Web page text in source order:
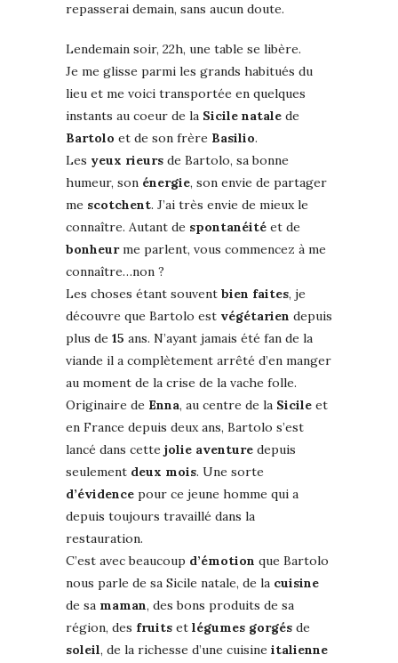
repasserai demain, sans aucun doute.
Lendemain soir, 22h, une table se libère.
Je me glisse parmi les grands habitués du
lieu et me voici transportée en quelques
instants au coeur de la Sicile natale de
Bartolo et de son frère Basilio.
Les yeux rieurs de Bartolo, sa bonne
humeur, son énergie, son envie de partager
me scotchent. J’ai très envie de mieux le
connaître. Autant de spontanéité et de
bonheurme parlent, vous commencez à me
connaître…non ?
Les choses étant souvent bien faites, je
découvre que Bartolo est végétarien depuis
plus de 15 ans. N’ayant jamais été fan de la
viande il a complètement arrêté d’en manger
au moment de la crise de la vache folle.
Originaire de Enna, au centre de la Sicile et
en France depuis deux ans, Bartolo s’est
lancé dans cette jolie aventure depuis
seulement deux mois. Une sorte
d’évidence pour ce jeune homme qui a
depuis toujours travaillé dans la
restauration.
C’est avec beaucoup d’émotion que Bartolo
nous parle de sa Sicile natale, de la cuisine
de sa maman, des bons produits de sa
région, des fruits et légumes gorgés de
soleil, de la richesse d’une cuisine italienne